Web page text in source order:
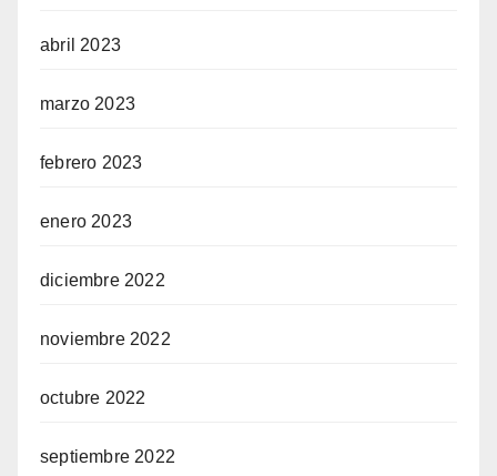
abril 2023
marzo 2023
febrero 2023
enero 2023
diciembre 2022
noviembre 2022
octubre 2022
septiembre 2022